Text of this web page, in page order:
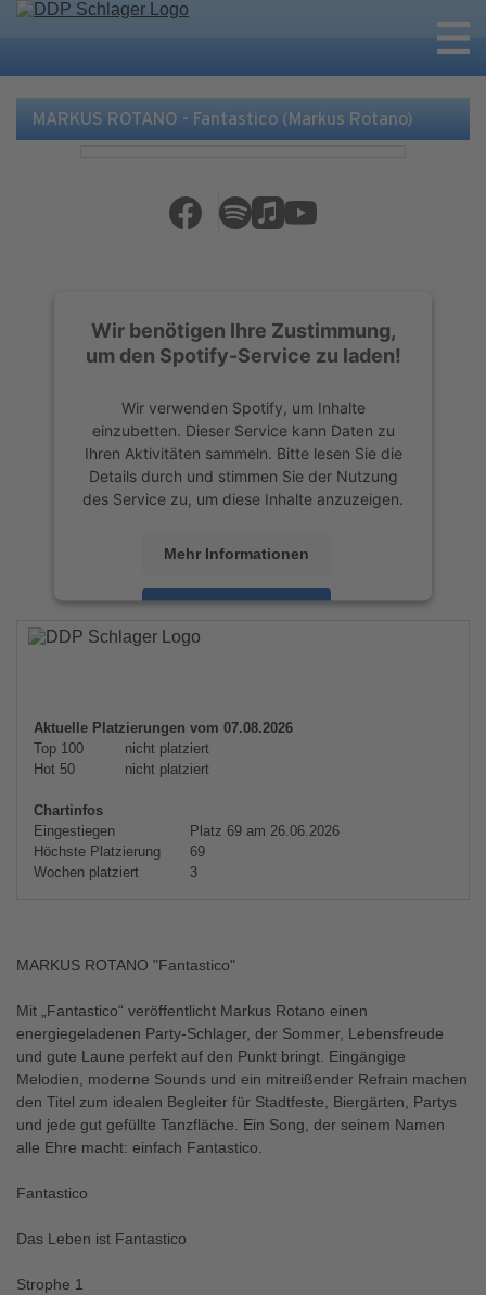
MARKUS ROTANO - Fantastico (Markus Rotano)
Wir benötigen Ihre Zustimmung,
um den Spotify-Service zu laden!
Wir verwenden Spotify, um Inhalte
einzubetten. Dieser Service kann Daten zu
Ihren Aktivitäten sammeln. Bitte lesen Sie die
Details durch und stimmen Sie der Nutzung
des Service zu, um diese Inhalte anzuzeigen.
Mehr Informationen
Akzeptieren
powered by
Aktuelle Platzierungen vom 07.08.2026
Top 100
nicht platziert
Hot 50
nicht platziert
Chartinfos
Eingestiegen
Platz 69 am 26.06.2026
Höchste Platzierung
69
Wochen platziert
3
MARKUS ROTANO "Fantastico"
Mit „Fantastico“ veröffentlicht Markus Rotano einen
energiegeladenen Party-Schlager, der Sommer, Lebensfreude
und gute Laune perfekt auf den Punkt bringt. Eingängige
Melodien, moderne Sounds und ein mitreißender Refrain machen
den Titel zum idealen Begleiter für Stadtfeste, Biergärten, Partys
und jede gut gefüllte Tanzfläche. Ein Song, der seinem Namen
alle Ehre macht: einfach Fantastico.
Fantastico
Das Leben ist Fantastico
Strophe 1